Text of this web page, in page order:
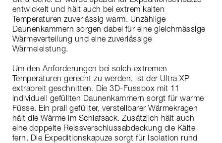
entwickelt und hält auch bei extrem kalten
Temperaturen zuverlässig warm. Unzählige
Daunenkammern sorgen dabei für eine gleichmässige
Wärmeverteilung und eine zuverlässige
Wärmeleistung.
Um den Anforderungen bei solch extremen
Temperaturen gerecht zu werden, ist der Ultra XP
extrabreit geschnitten. Die 3D-Fussbox mit 11
individuell gefüllten Daunenkammern sorgt für warme
Füsse. Ein prall gefüllter, verstellbarer Wärmekragen
hält die Wärme im Schlafsack. Zusätzlich hält auch
eine doppelte Reissverschlussabdeckung die Kälte
fern. Die Expeditionskapuze sorgt für Isolation rund